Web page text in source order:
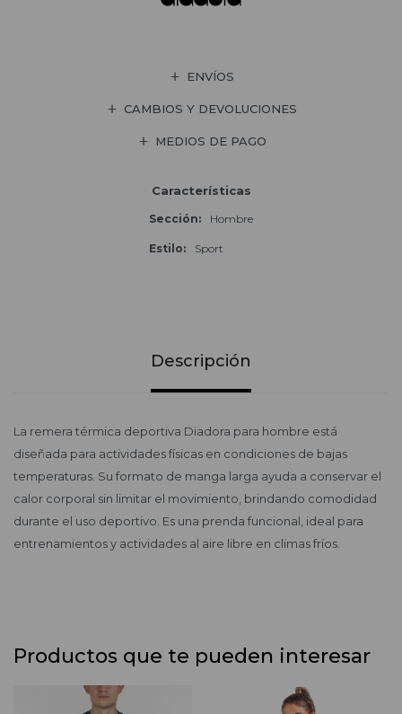
ENVÍOS
CAMBIOS Y DEVOLUCIONES
MEDIOS DE PAGO
Características
Sección Hombre
Estilo Sport
Descripción
La remera térmica deportiva Diadora para hombre está
diseñada para actividades físicas en condiciones de bajas
temperaturas. Su formato de manga larga ayuda a conservar el
calor corporal sin limitar el movimiento, brindando comodidad
durante el uso deportivo. Es una prenda funcional, ideal para
entrenamientos y actividades al aire libre en climas fríos.
Productos que te pueden interesar